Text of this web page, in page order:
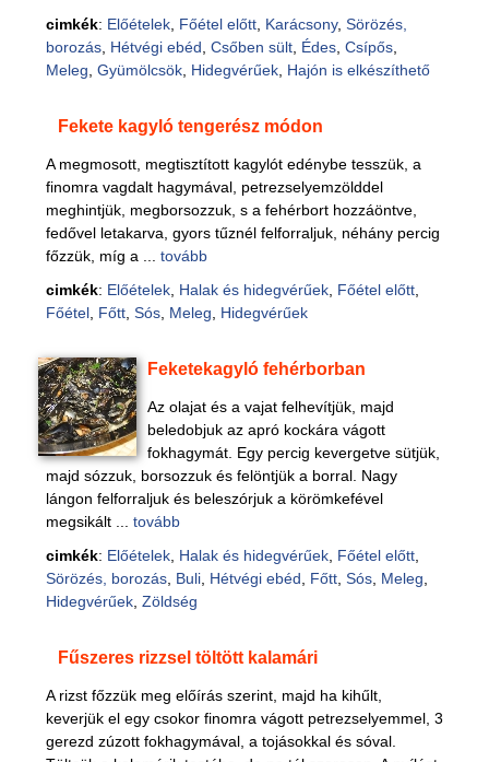
cimkék: Előételek, Főétel előtt, Karácsony, Sörözés,
borozás, Hétvégi ebéd Csőben sült, Édes, Csípős,
Meleg Gyümölcsök, Hidegvérűek, Hajón is elkészíthető
Fekete kagyló tengerész módon
A megmosott, megtisztított kagylót edénybe tesszük, a
finomra vagdalt hagymával, petrezselyemzölddel
meghintjük, megborsozzuk, s a fehérbort hozzáöntve,
fedővel letakarva, gyors tűznél felforraljuk, néhány percig
főzzük, míg a ... tovább
cimkék: Előételek, Halak és hidegvérűek, Főétel előtt,
Főétel, Főtt, Sós, Meleg Hidegvérűek
Feketekagyló fehérborban
Az olajat és a vajat felhevítjük, majd
beledobjuk az apró kockára vágott
fokhagymát. Egy percig kevergetve sütjük,
majd sózzuk, borsozzuk és felöntjük a borral. Nagy
lángon felforraljuk és beleszórjuk a körömkefével
megsikált ... tovább
cimkék: Előételek, Halak és hidegvérűek, Főétel előtt,
Sörözés, borozás, Buli, Hétvégi ebéd Főtt, Sós, Meleg
Hidegvérűek, Zöldség
Fűszeres rizzsel töltött kalamári
A rizst főzzük meg előírás szerint, majd ha kihűlt,
keverjük el egy csokor finomra vágott petrezselyemmel, 3
gerezd zúzott fokhagymával, a tojásokkal és sóval.